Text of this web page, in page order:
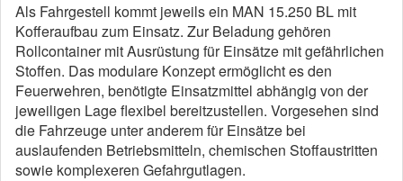
Als Fahrgestell kommt jeweils ein MAN 15.250 BL mit
Kofferaufbau zum Einsatz. Zur Beladung gehören
Rollcontainer mit Ausrüstung für Einsätze mit gefährlichen
Stoffen. Das modulare Konzept ermöglicht es den
Feuerwehren, benötigte Einsatzmittel abhängig von der
jeweiligen Lage flexibel bereitzustellen. Vorgesehen sind
die Fahrzeuge unter anderem für Einsätze bei
auslaufenden Betriebsmitteln, chemischen Stoffaustritten
sowie komplexeren Gefahrgutlagen.